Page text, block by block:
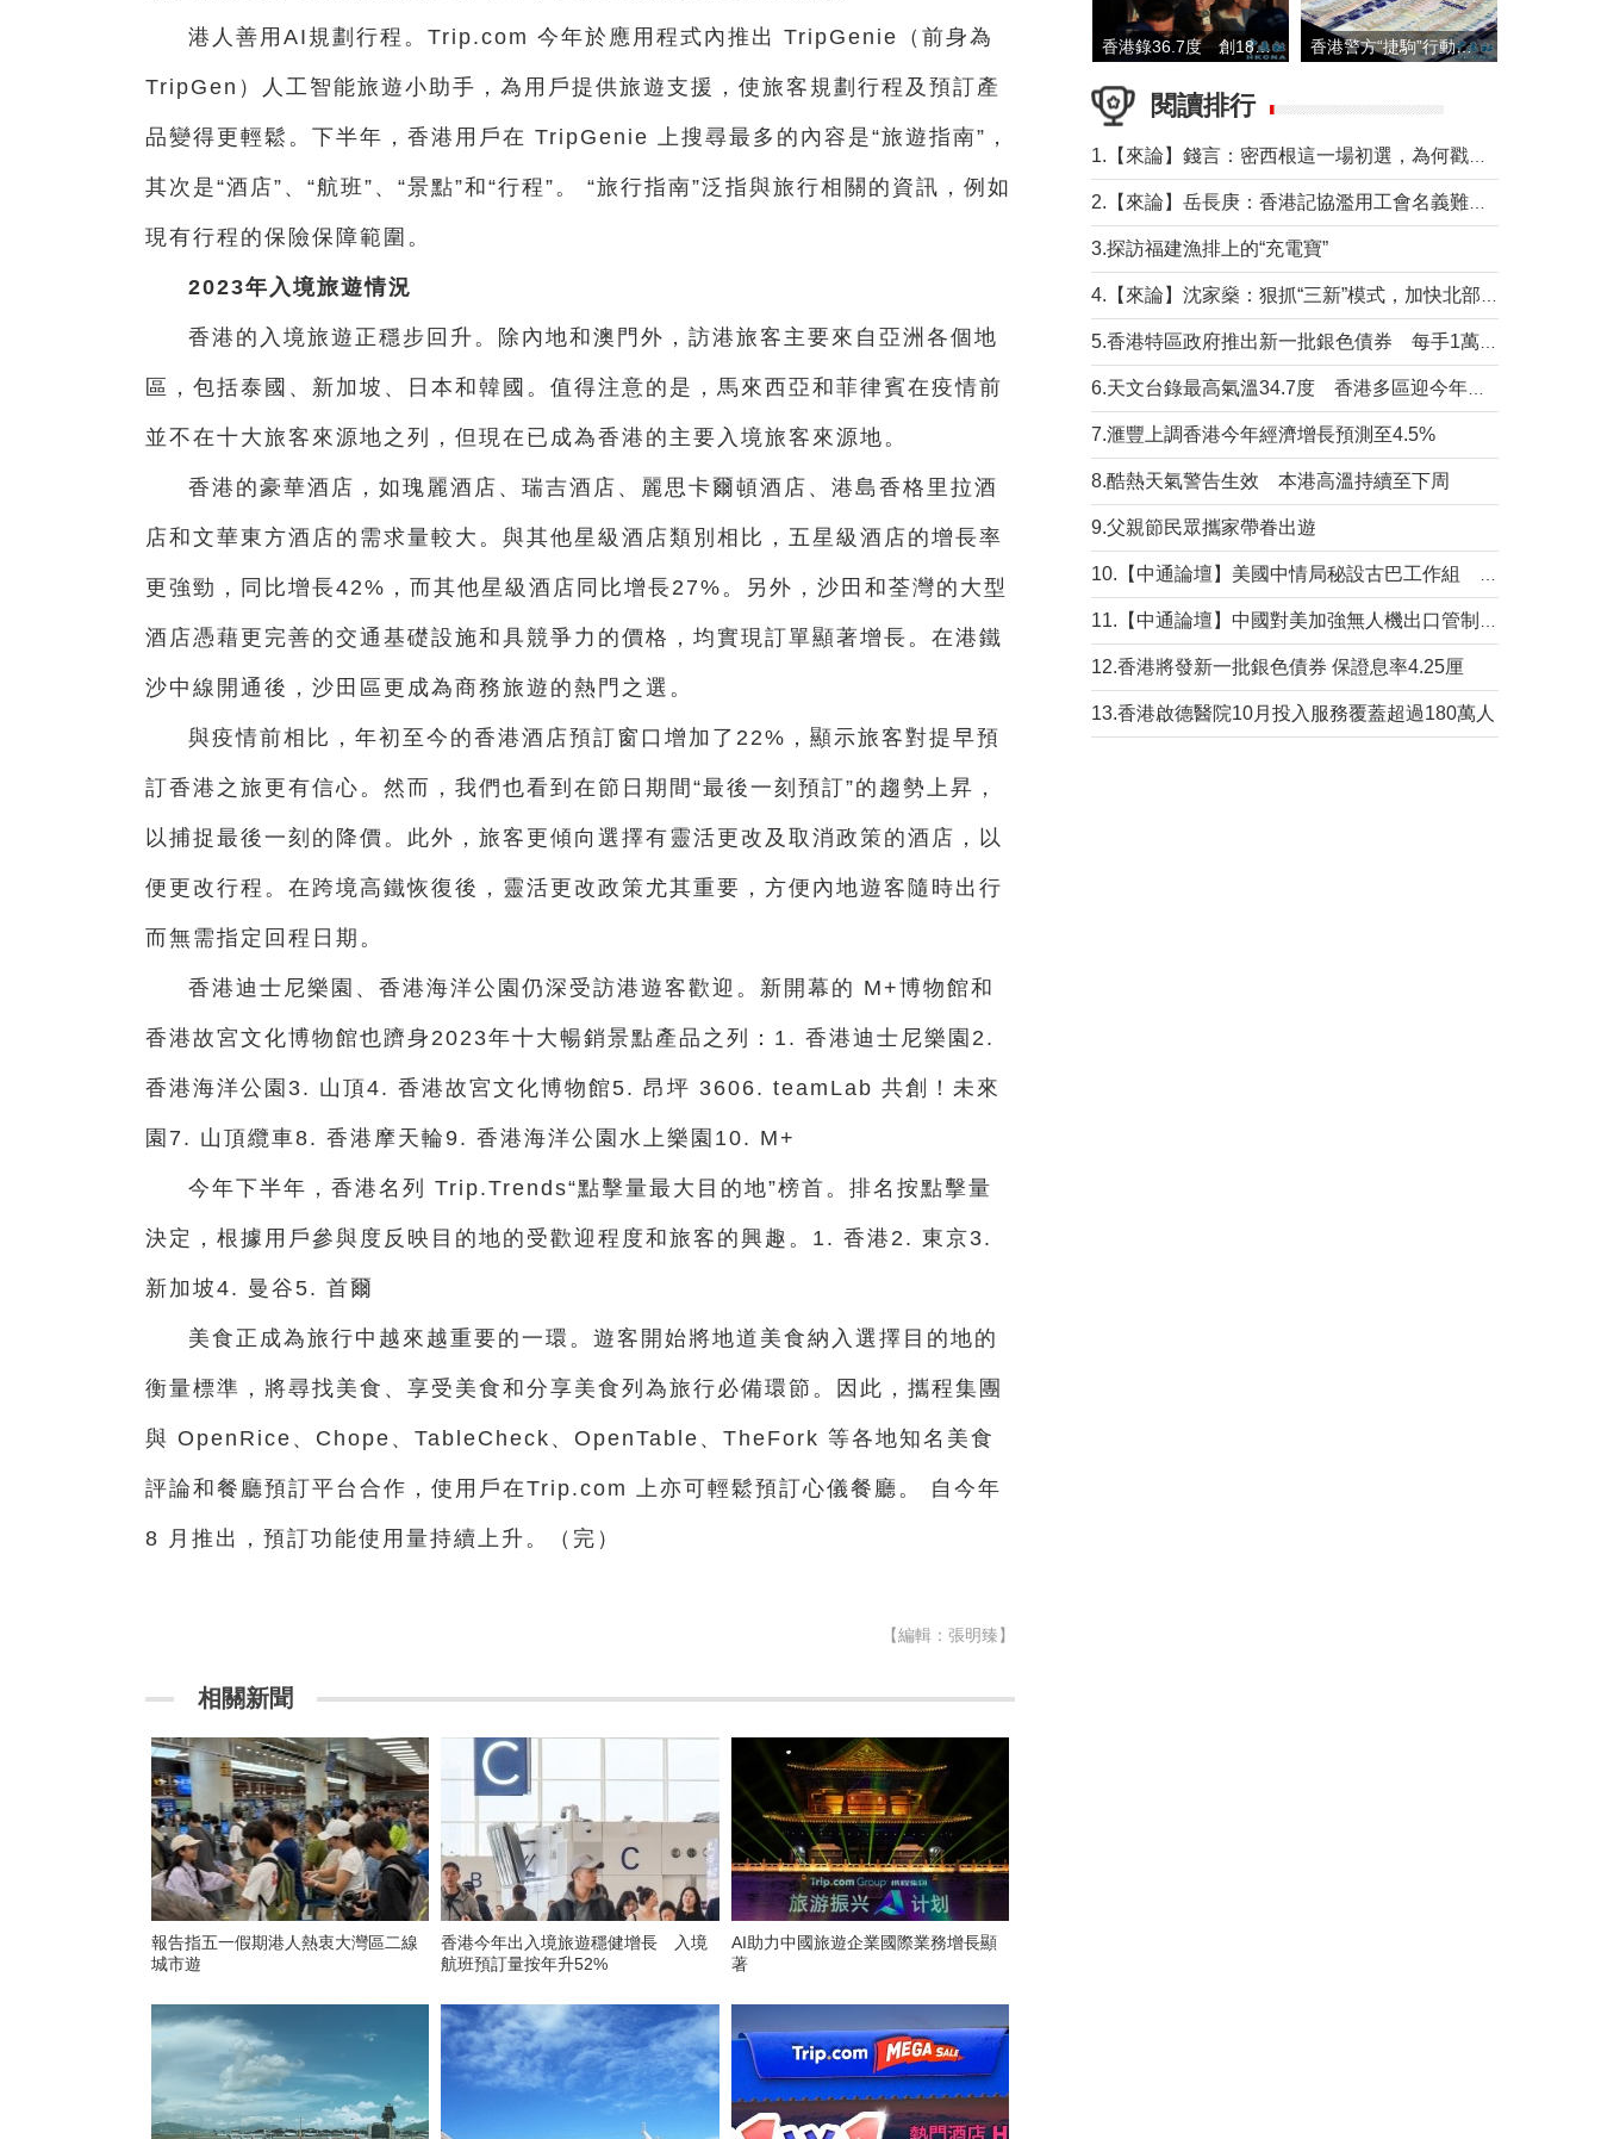
港人善用AI規劃行程。 Trip.com 今年於應用程式內推出 TripGenie（前身為
TripGen）人工智能旅遊小助手，為用戶提供旅遊支援，使旅客規劃行程及預訂產
品變得更輕鬆。下半年，香港用戶在 TripGenie 上搜尋最多的內容是“旅遊指南”，
其次是“酒店”、“航班”、“景點”和“行程”。 “旅行指南”泛指與旅行相關的資訊，例如
現有行程的保險保障範圍。
2023年入境旅遊情況
香港的入境旅遊正穩步回升。除內地和澳門外，訪港旅客主要來自亞洲各個地
區，包括泰國、新加坡、日本和韓國。值得注意的是，馬來西亞和菲律賓在疫情前
並不在十大旅客來源地之列，但現在已成為香港的主要入境旅客來源地。
香港的豪華酒店，如瑰麗酒店、瑞吉酒店、麗思卡爾頓酒店、港島香格里拉酒
店和文華東方酒店的需求量較大。與其他星級酒店類別相比，五星級酒店的增長率
更強勁，同比增長42%，而其他星級酒店同比增長27%。另外，沙田和荃灣的大型
酒店憑藉更完善的交通基礎設施和具競爭力的價格，均實現訂單顯著增長。在港鐵
沙中線開通後，沙田區更成為商務旅遊的熱門之選。
與疫情前相比，年初至今的香港酒店預訂窗口增加了22%，顯示旅客對提早預
訂香港之旅更有信心。然而，我們也看到在節日期間“最後一刻預訂”的趨勢上昇，
以捕捉最後一刻的降價。此外，旅客更傾向選擇有靈活更改及取消政策的酒店，以
便更改行程。在跨境高鐵恢復後，靈活更改政策尤其重要，方便內地遊客隨時出行
而無需指定回程日期。
香港迪士尼樂園、香港海洋公園仍深受訪港遊客歡迎。新開幕的 M+博物館和
香港故宮文化博物館也躋身2023年十大暢銷景點產品之列：1. 香港迪士尼樂園2.
香港海洋公園3. 山頂4. 香港故宮文化博物館5. 昂坪 3606. teamLab 共創！未來
園7. 山頂纜車8. 香港摩天輪9. 香港海洋公園水上樂園10. M+
今年下半年，香港名列 Trip.Trends“點擊量最大目的地”榜首。排名按點擊量
決定，根據用戶參與度反映目的地的受歡迎程度和旅客的興趣。1. 香港2. 東京3.
新加坡4. 曼谷5. 首爾
美食正成為旅行中越來越重要的一環。遊客開始將地道美食納入選擇目的地的
衡量標準，將尋找美食、享受美食和分享美食列為旅行必備環節。因此，攜程集團
與 OpenRice、Chope、TableCheck、OpenTable、TheFork 等各地知名美食
評論和餐廳預訂平台合作，使用戶在Trip.com 上亦可輕鬆預訂心儀餐廳。 自今年
8 月推出，預訂功能使用量持續上升。（完）
【編輯：張明臻】
相關新聞
報告指五一假期港人熱衷大灣區二線
城市遊
香港今年出入境旅遊穩健增長 入境
航班預訂量按年升52%
AI助力中國旅遊企業國際業務增長顯
著
香港錄36.7度 創1884年有紀錄以來最高溫 香港警方“捷駒”行動拘147人 涉洗黑錢逾6億元
閱讀排行
3.探訪福建漁排上的“充電寶”
7.滙豐上調香港今年經濟增長預測至4.5%
8.酷熱天氣警告生效 本港高溫持續至下周
9.父親節民眾攜家帶眷出遊
12.香港將發新一批銀色債券 保證息率4.25厘
13.香港啟德醫院10月投入服務覆蓋超過180萬人